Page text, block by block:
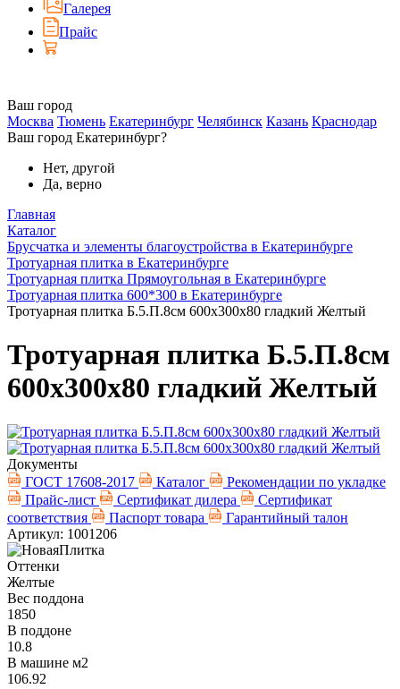
Галерея
Прайс
Ваш город
Москва Тюмень Екатеринбург Челябинск Казань Краснодар
Ваш город Екатеринбург?
Нет, другой
Да, верно
Главная
Каталог
Брусчатка и элементы благоустройства в Екатеринбурге
Тротуарная плитка в Екатеринбурге
Тротуарная плитка Прямоугольная в Екатеринбурге
Тротуарная плитка 600*300 в Екатеринбурге
Тротуарная плитка Б.5.П.8см 600х300х80 гладкий Желтый
Тротуарная плитка Б.5.П.8см
600х300х80 гладкий Желтый
Документы
ГОСТ 17608-2017
Каталог
Рекомендации по укладке
Прайс-лист
Сертификат дилера
Сертификат
соответствия
Паспорт товара
Гарантийный талон
Артикул: 1001206
Оттенки
Желтые
Вес поддона
1850
В поддоне
10.8
В машине м2
106.92